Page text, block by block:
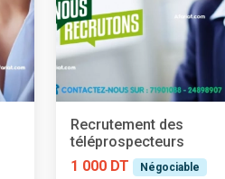
Recrutement des
téléprospecteurs
1 000 DT
Négociable